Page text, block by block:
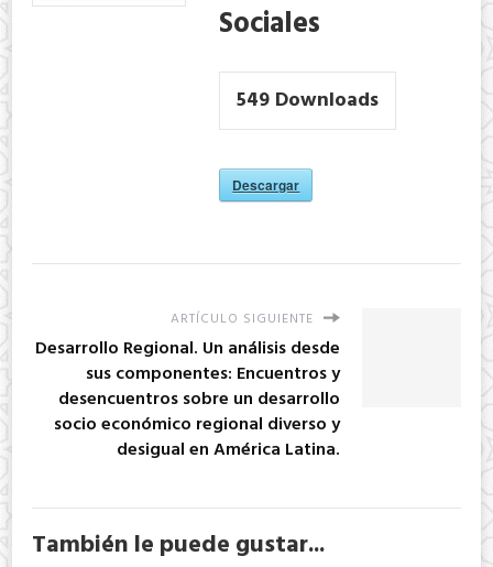
Sociales
549 Downloads
Descargar
ARTÍCULO SIGUIENTE
Desarrollo Regional. Un análisis desde
sus componentes: Encuentros y
desencuentros sobre un desarrollo
socio económico regional diverso y
desigual en América Latina.
También le puede gustar...